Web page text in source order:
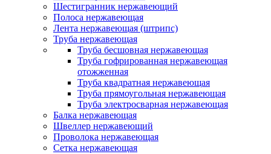
Шестигранник нержавеющий
Полоса нержавеющая
Лента нержавеющая (штрипс)
Труба нержавеющая
Труба бесшовная нержавеющая
Труба гофрированная нержавеющая
отожженная
Труба квадратная нержавеющая
Труба прямоугольная нержавеющая
Труба электросварная нержавеющая
Балка нержавеющая
Швеллер нержавеющий
Проволока нержавеющая
Сетка нержавеющая